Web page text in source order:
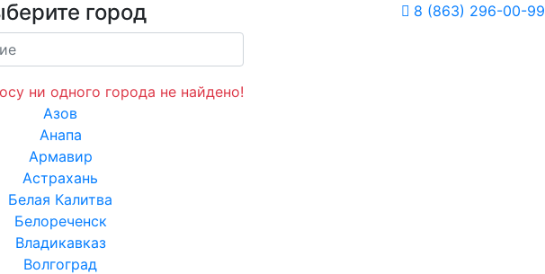
город
ни одного города не найдено!
Азов
Анапа
Армавир
Астрахань
Белая Калитва
Белореченск
Владикавказ
Волгоград
8 (863) 296-00-99